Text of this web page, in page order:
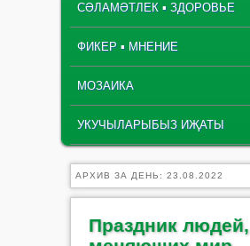
СӘЛАМӘТЛЕК ▪ ЗДОРОВЬЕ
ФИКЕР ▪ МНЕНИЕ
МОЗАИКА
УКУЧЫЛАРЫБЫЗ ИҖАТЫ
АРХИВ ЗА ДЕНЬ: 23.08.2022
Праздник людей,